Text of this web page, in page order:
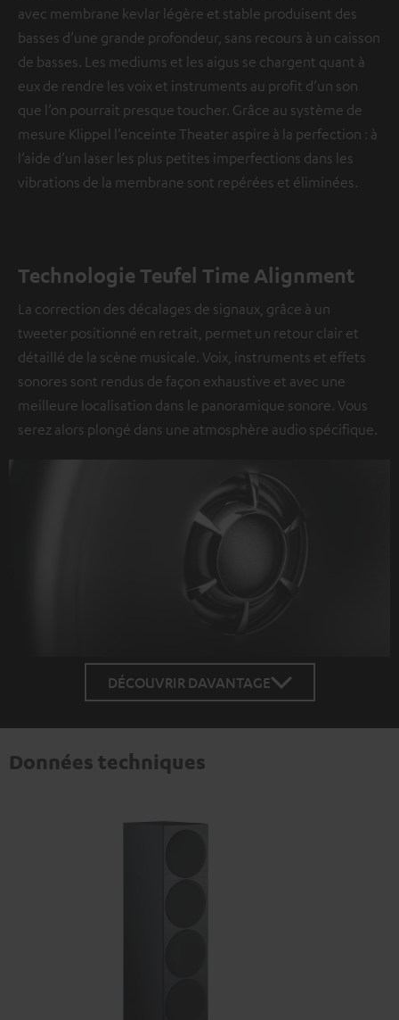
avec membrane kevlar légère et stable produisent des
basses d’une grande profondeur, sans recours à un caisson
de basses. Les mediums et les aigus se chargent quant à
eux de rendre les voix et instruments au profit d’un son
que l’on pourrait presque toucher. Grâce au système de
mesure Klippel l’enceinte Theater aspire à la perfection : à
l’aide d’un laser les plus petites imperfections dans les
vibrations de la membrane sont repérées et éliminées.
Technologie Teufel Time Alignment
La correction des décalages de signaux, grâce à un
tweeter positionné en retrait, permet un retour clair et
détaillé de la scène musicale. Voix, instruments et effets
sonores sont rendus de façon exhaustive et avec une
meilleure localisation dans le panoramique sonore. Vous
serez alors plongé dans une atmosphère audio spécifique.
DÉCOUVRIR DAVANTAGE
Données techniques